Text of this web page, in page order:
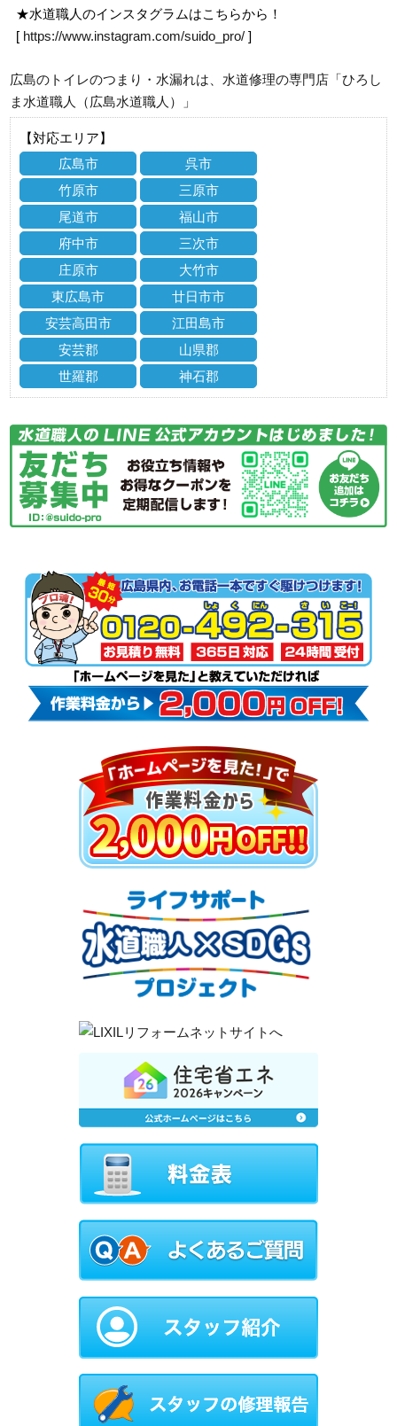
★水道職人のインスタグラムはこちらから！
[ https://www.instagram.com/suido_pro/ ]
広島のトイレのつまり・水漏れは、水道修理の専門店「ひろし
ま水道職人（広島水道職人）」
【対応エリア】
広島市
呉市
竹原市
三原市
尾道市
福山市
府中市
三次市
庄原市
大竹市
東広島市
廿日市市
安芸高田市
江田島市
安芸郡
山県郡
世羅郡
神石郡